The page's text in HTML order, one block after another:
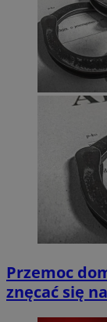
Przemoc
znęcać się